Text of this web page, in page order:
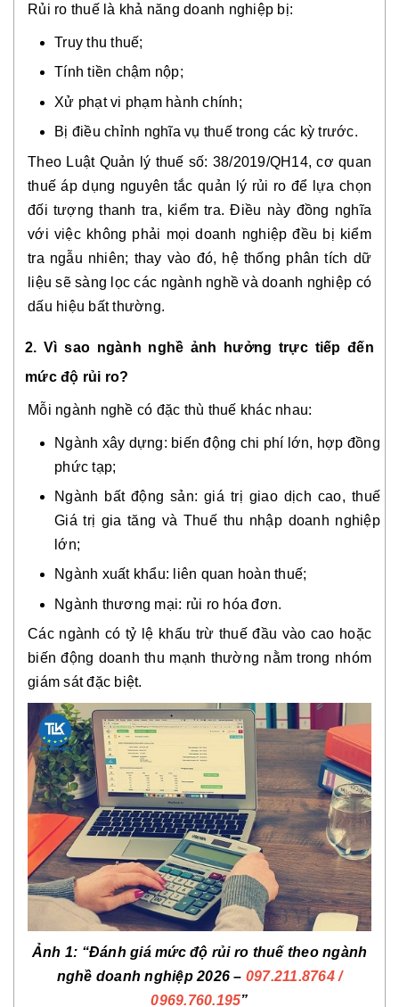
Rủi ro thuế là khả năng doanh nghiệp bị:
Truy thu thuế;
Tính tiền chậm nộp;
Xử phạt vi phạm hành chính;
Bị điều chỉnh nghĩa vụ thuế trong các kỳ trước.
Theo Luật Quản lý thuế số: 38/2019/QH14, cơ quan
thuế áp dụng nguyên tắc quản lý rủi ro để lựa chọn
đối tượng thanh tra, kiểm tra. Điều này đồng nghĩa
với việc không phải mọi doanh nghiệp đều bị kiểm
tra ngẫu nhiên; thay vào đó, hệ thống phân tích dữ
liệu sẽ sàng lọc các ngành nghề và doanh nghiệp có
dấu hiệu bất thường.
2. Vì sao ngành nghề ảnh hưởng trực tiếp đến
mức độ rủi ro?
Mỗi ngành nghề có đặc thù thuế khác nhau:
Ngành xây dựng: biến động chi phí lớn, hợp đồng
phức tạp;
Ngành bất động sản: giá trị giao dịch cao, thuế
Giá trị gia tăng và Thuế thu nhập doanh nghiệp
lớn;
Ngành xuất khẩu: liên quan hoàn thuế;
Ngành thương mại: rủi ro hóa đơn.
Các ngành có tỷ lệ khấu trừ thuế đầu vào cao hoặc
biến động doanh thu mạnh thường nằm trong nhóm
giám sát đặc biệt.
Ảnh 1: “Đánh giá mức độ rủi ro thuế theo ngành
nghề doanh nghiệp 2026 – 097.211.8764/
0969.760.195”